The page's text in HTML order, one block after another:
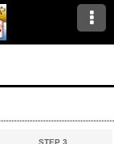
STEP 3